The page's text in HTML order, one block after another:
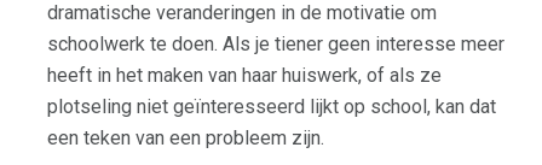
dramatische veranderingen in de motivatie om
schoolwerk te doen. Als je tiener geen interesse meer
heeft in het maken van haar huiswerk, of als ze
plotseling niet geïnteresseerd lijkt op school, kan dat
een teken van een probleem zijn.